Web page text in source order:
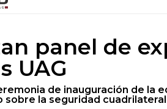
panel de
UAG
de inauguración de la
sobre la seguridad